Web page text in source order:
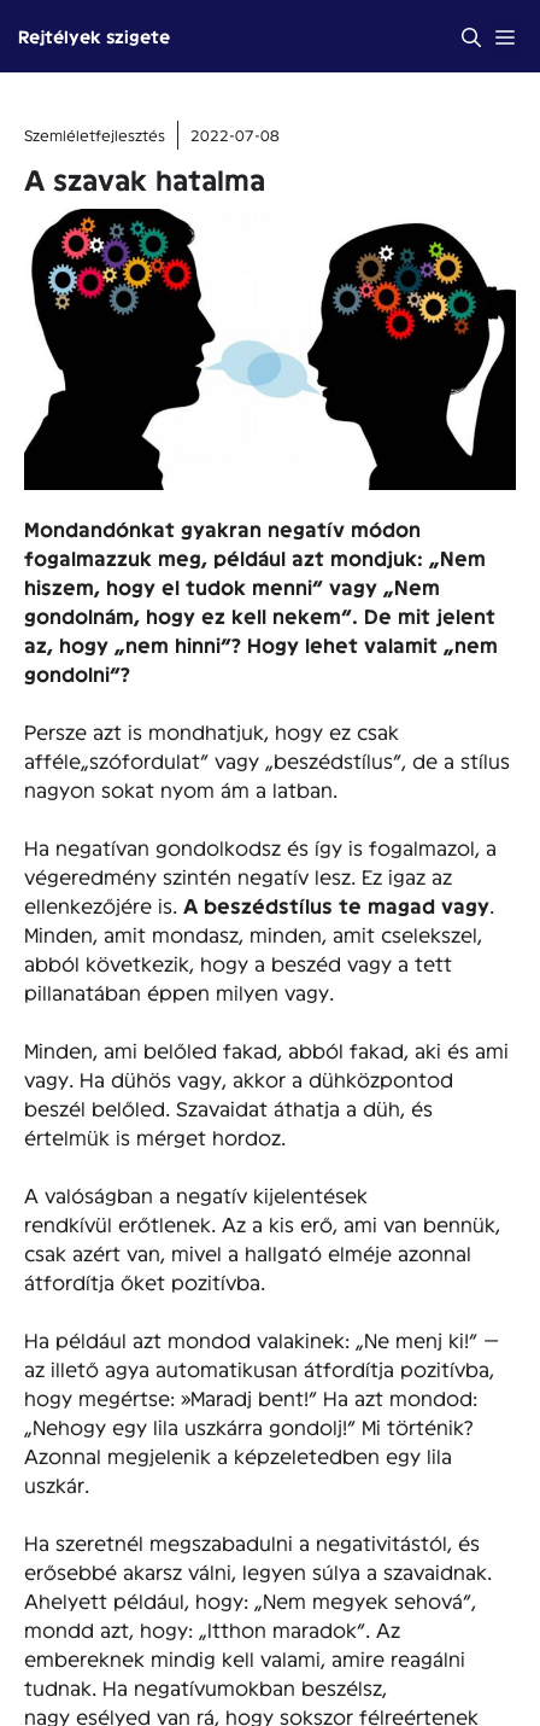
tartalomba
Rejtélyek szigete
Szemléletfejlesztés 2022-07-08
A szavak hatalma
Mondandónkat gyakran negatív módon
fogalmazzuk meg, például azt mondjuk: „Nem
hiszem, hogy el tudok menni” vagy „Nem
gondolnám, hogy ez kell nekem”. De mit jelent
az, hogy „nem hinni”? Hogy lehet valamit „nem
gondolni”?
Persze azt is mondhatjuk, hogy ez csak
afféle„szófordulat” vagy „beszédstílus”, de a stílus
nagyon sokat nyom ám a latban.
Ha negatívan gondolkodsz és így is fogalmazol, a
végeredmény szintén negatív lesz. Ez igaz az
ellenkezőjére is. A beszédstílus te magad vagy
Minden, amit mondasz, minden, amit cselekszel,
abból következik, hogy a beszéd vagy a tett
pillanatában éppen milyen vagy.
Minden, ami belőled fakad, abból fakad, aki és ami
vagy. Ha dühös vagy, akkor a dühközpontod
beszél belőled. Szavaidat áthatja a düh, és
értelmük is mérget hordoz.
A valóságban a negatív kijelentések
rendkívül erőtlenek. Az a kis erő, ami van bennük,
csak azért van, mivel a hallgató elméje azonnal
átfordítja őket pozitívba.
Ha például azt mondod valakinek: „Ne menj ki!” —
az illető agya automatikusan átfordítja pozitívba,
hogy megértse: »Maradj bent!” Ha azt mondod:
„Nehogy egy lila uszkárra gondolj!” Mi történik?
Azonnal megjelenik a képzeletedben egy lila
uszkár.
Ha szeretnél megszabadulni a negativitástól, és
erősebbé akarsz válni, legyen súlya a szavaidnak.
Ahelyett például, hogy: „Nem megyek sehová”,
mondd azt, hogy: „Itthon maradok”. Az
embereknek mindig kell valami, amire reagálni
tudnak. Ha negatívumokban beszélsz,
nagy esélyed van rá, hogy sokszor félreértenek